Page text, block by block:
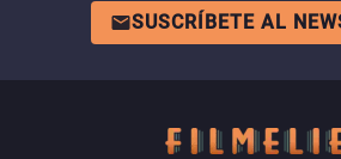
SUSCRÍBETE AL